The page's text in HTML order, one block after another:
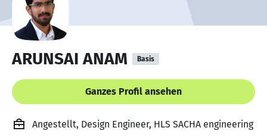
ARUNSAI ANAM Basis
Ganzes Profil ansehen
Angestellt, Design Engineer, HLS SACHA engineering